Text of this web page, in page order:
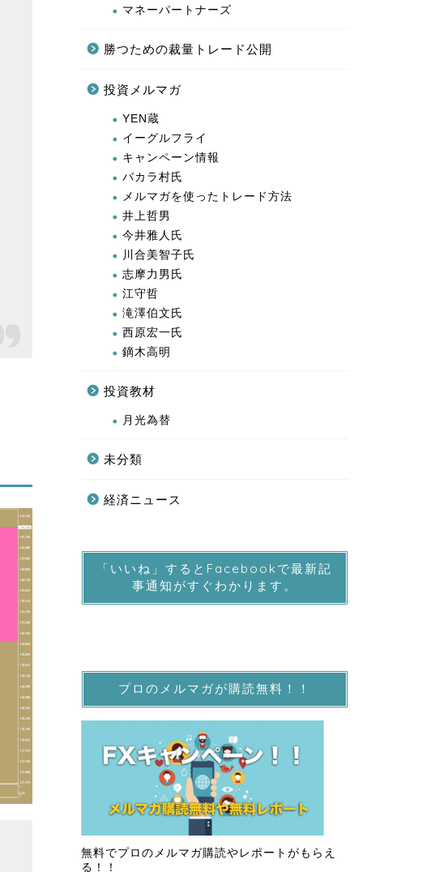
マネーパートナーズ
勝つための裁量トレード公開
投資メルマガ
YEN蔵
イーグルフライ
キャンペーン情報
バカラ村氏
メルマガを使ったトレード方法
井上哲男
今井雅人氏
川合美智子氏
志摩力男氏
江守哲
滝澤伯文氏
西原宏一氏
鏑木高明
投資教材
月光為替
未分類
経済ニュース
「いいね」するとFacebookで最新記
事通知がすぐわかります。
プロのメルマガが購読無料！！
無料でプロのメルマガ購読やレポートがもらえ
る！！